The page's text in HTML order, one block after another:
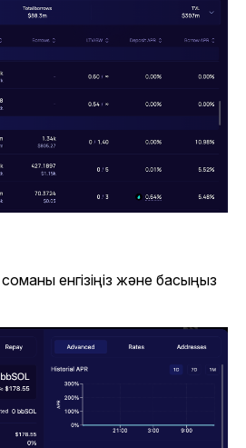
енгізіңіз және басыңыз